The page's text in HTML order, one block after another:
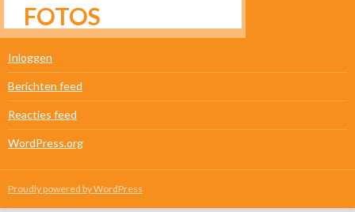
FOTOS
META
Inloggen
Berichten feed
Reacties feed
WordPress.org
Proudly powered by WordPress